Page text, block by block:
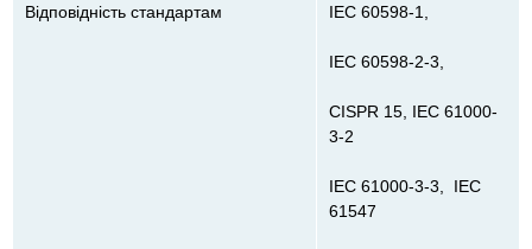
Відповідність стандартам ІЕС 60598-1,
ІЕС 60598-2-3,
CISPR 15, ІЕС 61000-
3-2
ІЕС 61000-3-3, ІЕС
61547